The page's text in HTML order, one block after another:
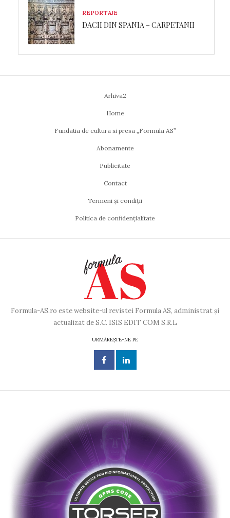
REPORTAJE
DACII DIN SPANIA – CARPETANII
Arhiva2
Home
Fundatia de cultura si presa „Formula AS”
Abonamente
Publicitate
Contact
Termeni și condiții
Politica de confidențialitate
Formula-AS.ro este website-ul revistei Formula AS, administrat și
actualizat de S.C. ISIS EDIT COM S.R.L
URMĂREȘTE-NE PE